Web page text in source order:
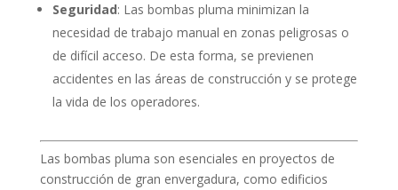
Seguridad: Las bombas pluma minimizan la
necesidad de trabajo manual en zonas peligrosas o
de difícil acceso. De esta forma, se previenen
accidentes en las áreas de construcción y se protege
la vida de los operadores.
Las bombas pluma son esenciales en proyectos de
construcción de gran envergadura, como edificios